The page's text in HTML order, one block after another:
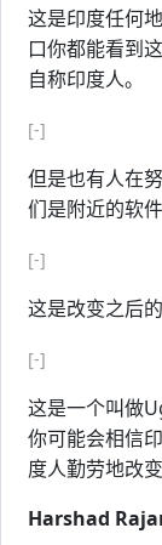
这是印度任何
口你都能看到
自称印度人。
[-]
但是也有人在
们是附近的软
[-]
这是改变之后的
[-]
这是一个叫做
你可能会相信
度人勤劳地改
Harshad